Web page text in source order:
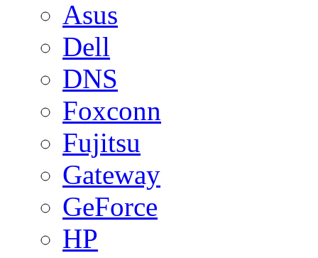
Asus
Dell
DNS
Foxconn
Fujitsu
Gateway
GeForce
HP